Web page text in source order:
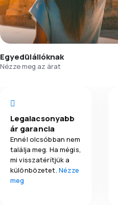
Egyedülállóknak
Nézze meg az árat
Legalacsonyabb
ár garancia
Ennél olcsóbban nem
találja meg. Ha mégis,
mi visszatérítjük a
különbözetet. Nézze
meg